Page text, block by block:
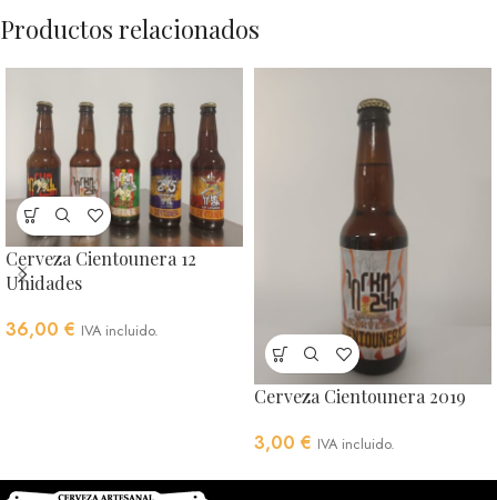
Productos relacionados
Cerveza Cientounera 12
Unidades
36,00 € IVA incluido.
Cerveza Cientounera 2019
3,00 € IVA incluido.